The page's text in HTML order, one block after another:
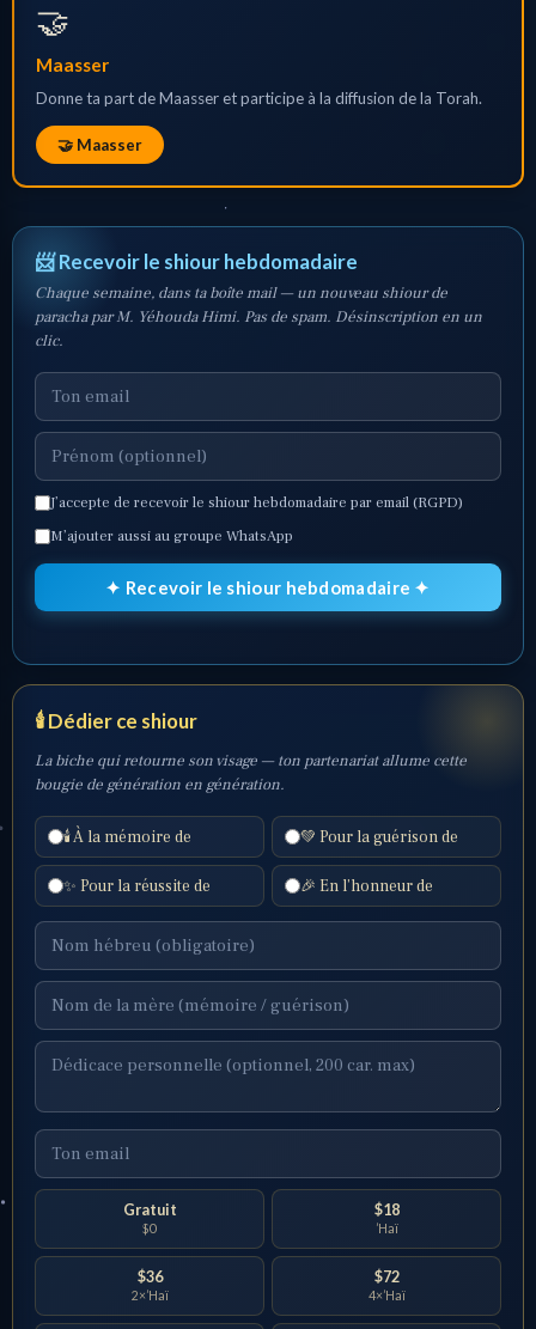
🤝
Maasser
Donne ta part de Maasser et participe à la diffusion de la Torah.
🤝 Maasser
📨 Recevoir le shiour hebdomadaire
Chaque semaine, dans ta boîte mail — un nouveau shiour de
paracha par M. Yéhouda Himi. Pas de spam. Désinscription en un
clic.
J’accepte de recevoir le shiour hebdomadaire par email (RGPD)
M’ajouter aussi au groupe WhatsApp
✦ Recevoir le shiour hebdomadaire ✦
🕯️ Dédier ce shiour
La biche qui retourne son visage — ton partenariat allume cette
bougie de génération en génération.
🕯️ À la mémoire de 💚 Pour la guérison de
✨ Pour la réussite de 🎉 En l’honneur de
Gratuit
$0
$18
’Haï
$36
2×’Haï
$72
4×’Haï